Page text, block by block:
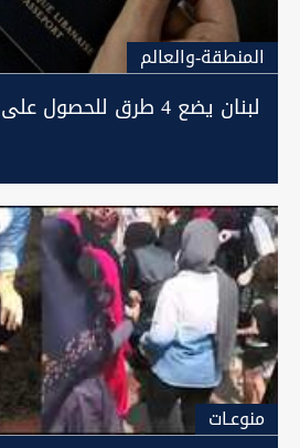
المنطقة-والعالم
لبنان يضع 4 طرق للحصول على الجنسية
منوعـات